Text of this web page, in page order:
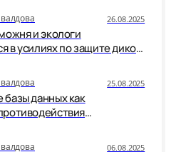
26.08.2025
и экологи
в усилиях по защите дикой
25.08.2025
данных как
06.08.2025